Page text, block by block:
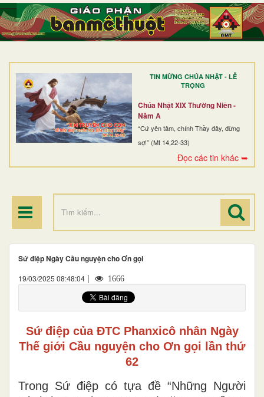
TIN MỪNG CHÚA NHẬT - LỄ
TRỌNG
Chúa Nhật XIX Thường Niên -
Năm A
“Cứ yên tâm, chính Thầy đây, đừng
sợ!” (Mt 14,22-33)
Đọc các tin khác ➥
TRANG NHẤT
GIỚI THIỆU
DÒNG TU
BAN MỤC VỤ
ĐOÀN THỂ CG
Sứ điệp Ngày Cầu nguyện cho Ơn gọi
19/03/2025 08:48:04 | 1666
Sứ điệp của ĐTC Phanxicô nhân Ngày
Thế giới Cầu nguyện cho Ơn gọi lần thứ
62
Trong Sứ điệp có tựa đề “Những Người